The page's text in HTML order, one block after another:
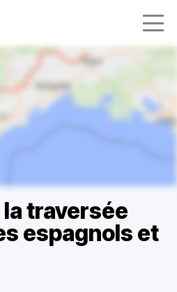
traversée
espagnols et